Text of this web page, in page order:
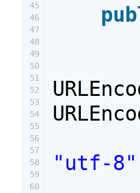
45
46
47
48
49
50
51
52
53
54
55
56
57
58
59
60
"utf-8"